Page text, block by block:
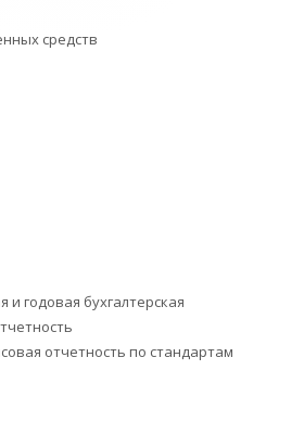
средств
годовая бухгалтерская
отчетность по стандартам